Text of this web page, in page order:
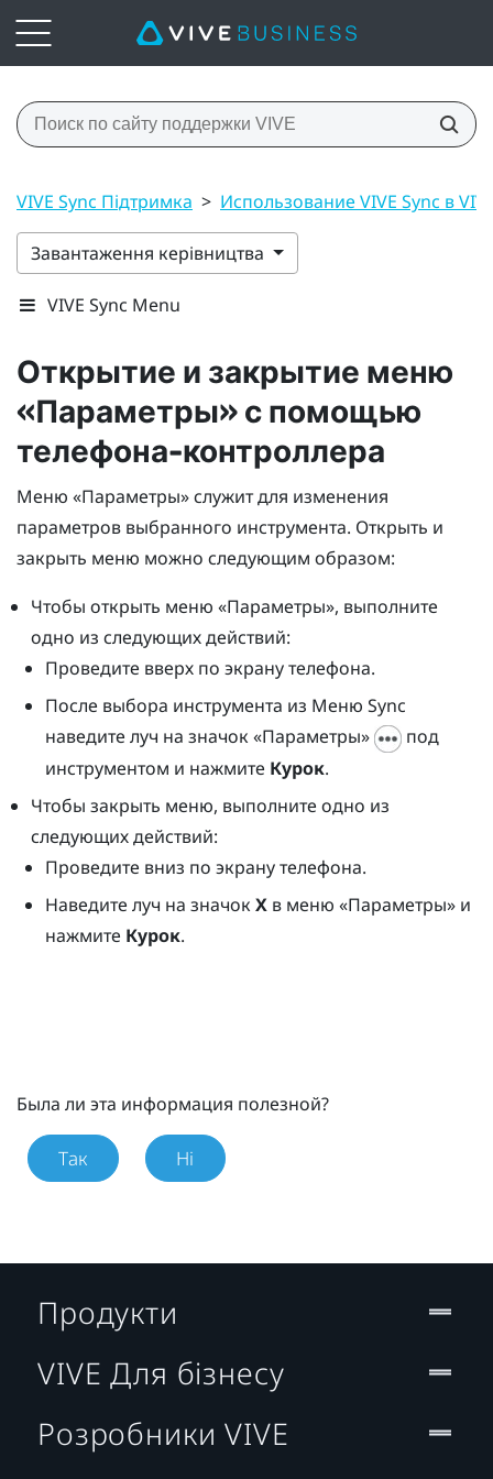
VIVE Sync Підтримка > Использование VIVE Sync в
Завантаження керівництва
VIVE Sync Menu
Открытие и закрытие меню
«Параметры» с помощью
телефона-контроллера
Меню «Параметры»служит для изменения
параметров выбранного инструмента. Открыть и
закрыть меню можно следующим образом:
Чтобы открыть меню «Параметры», выполните
одно из следующих действий:
Проведите вверх по экрану телефона.
После выбора инструмента из Меню Sync
наведите луч на значок «Параметры»
под
инструментом и нажмите Курок.
Чтобы закрыть меню, выполните одно из
следующих действий:
Проведите вниз по экрану телефона.
Наведите луч на значок Xв меню «Параметры»и
нажмите Курок.
Была ли эта информация полезной?
Так Ні
Продукти
VIVE Для бізнесу
Розробники VIVE